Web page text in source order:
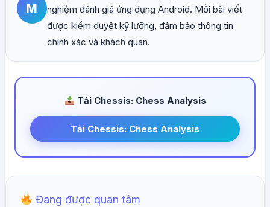
M
nghiệm đánh giá ứng dụng Android. Mỗi bài viết
được kiểm duyệt kỹ lưỡng, đảm bảo thông tin
chính xác và khách quan.
Tải Chessis: Chess Analysis
Tải Chessis: Chess Analysis
Đang được quan tâm